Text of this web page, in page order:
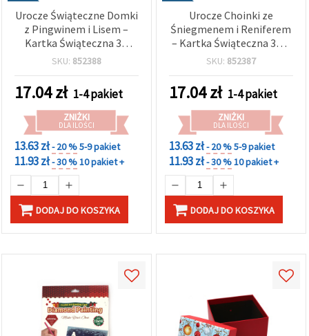
Urocze Świąteczne Domki
z Pingwinem i Lisem –
Kartka Świąteczna 3D
Diamond Painting 13x18
zimowy prezent
LHKBC14647
SKU: 852388
17.04zł 1-4 pakiet
ZNIŻKI
DLA ILOŚCI
13.63 zł- 20 %5-9 pakiet
11.93 zł- 30 %10 pakiet +
DODAJ DO KOSZYKA
Urocze Choinki ze
Śniegmenem i Reniferem
– Kartka Świąteczna 3D z
Haftem Diamentowym
życzenia i prezent
LHKBC14656
SKU: 852387
17.04zł 1-4 pakiet
ZNIŻKI
DLA ILOŚCI
13.63 zł- 20 %5-9 pakiet
11.93 zł- 30 %10 pakiet +
DODAJ DO KOSZYKA